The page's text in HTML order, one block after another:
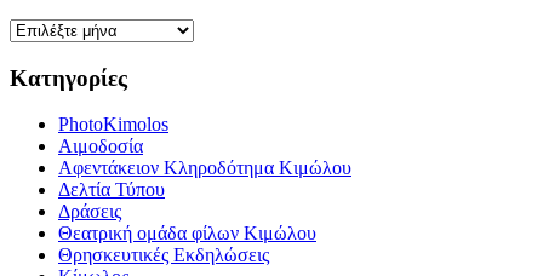
Ιστορικό
Κατηγορίες
PhotoKimolos
Αιμοδοσία
Αφεντάκειον Κληροδότημα Κιμώλου
Δελτία Τύπου
Δράσεις
Θεατρική ομάδα φίλων Κιμώλου
Θρησκευτικές Εκδηλώσεις